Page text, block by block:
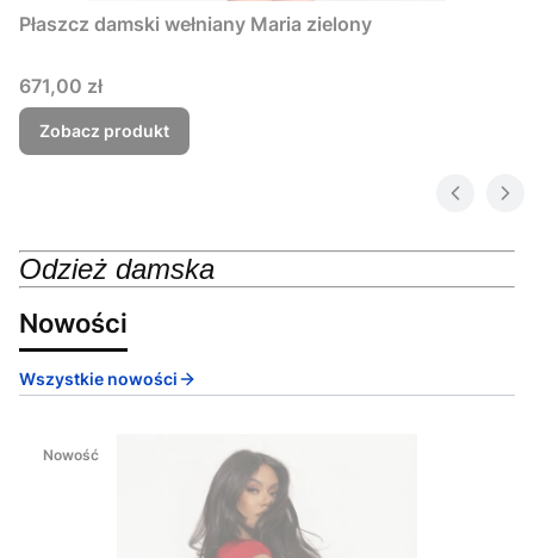
Płaszcz damski wełniany Maria zielony
Cena
671,00 zł
Zobacz produkt
Odzież damska
Nowości
Wszystkie nowości
Nowość